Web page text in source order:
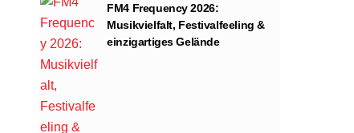
FM4 Frequency 2026:
Musikvielfalt, Festivalfeeling &
einzigartiges Gelände